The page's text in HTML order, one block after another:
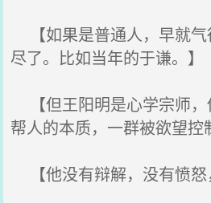
【如果是普通人，早就气
尽了。比如当年的于谦。】
【但王阳明是心学宗师，
帮人的本质，一群被欲望控
【他没有辩解，没有愤怒